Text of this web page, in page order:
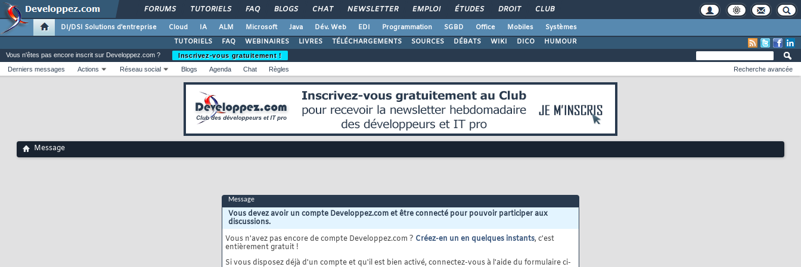
FORUMS TUTORIELS FAQ BLOGS CHAT NEWSLETTER EMPLOI ÉTUDES DROIT CLUB
DI/DSI Solutions d'entreprise Cloud IA ALM Microsoft Java Dév. Web EDI Programmation SGBD Office Mobiles
Systèmes
TUTORIELS
FAQ WEBINAIRES LIVRES TÉLÉCHARGEMENTS SOURCES DÉBATS WIKI DICO HUMOUR
Vous n'êtes pas encore inscrit sur Developpez.com ?
Inscrivez-vous gratuitement !
Derniers messages
Actions Réseau social Blogs Agenda Chat Règles Recherche avancée
Message
Message
Vous devez avoir un compte Developpez.com et être connecté pour pouvoir participer aux
discussions.
Vous n'avez pas encore de compte Developpez.com ? Créez-en un en quelques instants, c'est
entièrement gratuit !
Si vous disposez déjà d'un compte et qu'il est bien activé, connectez-vous à l'aide du formulaire ci-